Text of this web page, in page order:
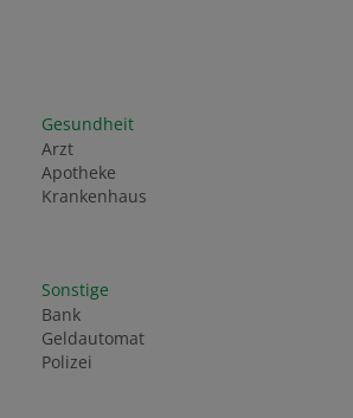
Gesundheit
Arzt
Apotheke
Krankenhaus
Sonstige
Bank
Geldautomat
Polizei